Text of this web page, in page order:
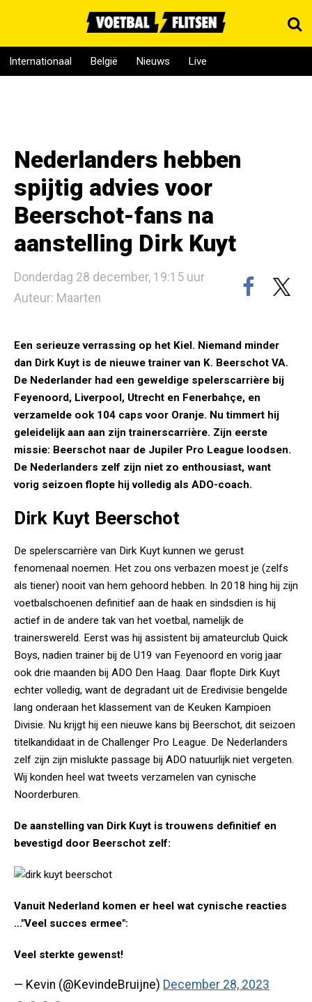
Internationaal België Nieuws Live
Nederlanders hebben
spijtig advies voor
Beerschot-fans na
aanstelling Dirk Kuyt
Donderdag 28 december, 19:15 uur
Auteur: Maarten
Een serieuze verrassing op het Kiel. Niemand minder
dan Dirk Kuyt is de nieuwe trainer van K. Beerschot VA.
De Nederlander had een geweldige spelerscarrière bij
Feyenoord, Liverpool, Utrecht en Fenerbahçe, en
verzamelde ook 104 caps voor Oranje. Nu timmert hij
geleidelijk aan aan zijn trainerscarrière. Zijn eerste
missie: Beerschot naar de Jupiler Pro League loodsen.
De Nederlanders zelf zijn niet zo enthousiast, want
vorig seizoen flopte hij volledig als ADO-coach.
Dirk Kuyt Beerschot
De spelerscarrière van Dirk Kuyt kunnen we gerust
fenomenaal noemen. Het zou ons verbazen moest je (zelfs
als tiener) nooit van hem gehoord hebben. In 2018 hing hij zijn
voetbalschoenen definitief aan de haak en sindsdien is hij
actief in de andere tak van het voetbal, namelijk de
trainerswereld. Eerst was hij assistent bij amateurclub Quick
Boys, nadien trainer bij de U19 van Feyenoord en vorig jaar
ook drie maanden bij ADO Den Haag. Daar flopte Dirk Kuyt
echter volledig, want de degradant uit de Eredivisie bengelde
lang onderaan het klassement van de Keuken Kampioen
Divisie. Nu krijgt hij een nieuwe kans bij Beerschot, dit seizoen
titelkandidaat in de Challenger Pro League. De Nederlanders
zelf zijn zijn mislukte passage bij ADO natuurlijk niet vergeten.
Wij konden heel wat tweets verzamelen van cynische
Noorderburen.
De aanstelling van Dirk Kuyt is trouwens definitief en
bevestigd door Beerschot zelf:
Vanuit Nederland komen er heel wat cynische reacties
..."Veel succes ermee":
Veel sterkte gewenst!
— Kevin (@KevindeBruijne) December 28, 2023